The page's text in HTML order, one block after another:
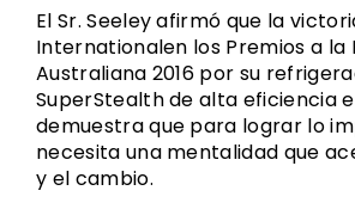
El Sr. Seeley afirmó que la
Internationalen los Premios a la
Australiana 2016 por su
SuperStealth de alta eficiencia
demuestra que para lograr lo
necesita una mentalidad que
y el cambio.